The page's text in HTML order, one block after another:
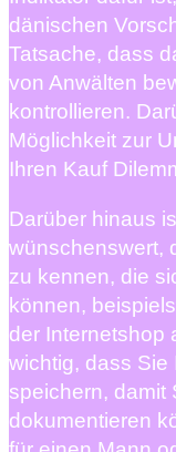
dänischen
Tatsache, dass
von Anwälten
kontrollieren.
Möglichkeit zur
Ihren Kauf
Darüber hinaus
wünschenswert,
zu kennen, die
können,
der Internetshop
wichtig, dass Sie
speichern, damit
dokumentieren